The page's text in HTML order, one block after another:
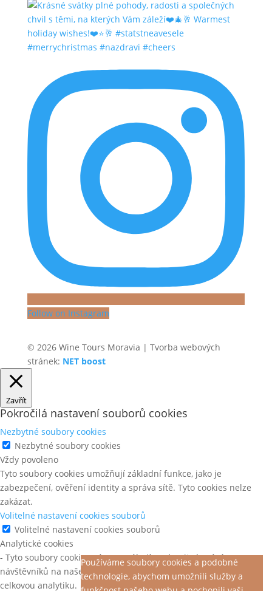
Follow on Instagram
© 2026 Wine Tours Moravia | Tvorba webových
stránek: NET boost
Používáme soubory cookies a podobné
technologie, abychom umožnili služby a
Zavřít
Pokročilá nastavení souborů cookies
Nezbytné soubory cookies
Nezbytné soubory cookies
Vždy povoleno
Tyto soubory cookies umožňují základní funkce, jako je
zabezpečení, ověření identity a správa sítě. Tyto cookies nelze
zakázat.
Volitelné nastavení cookies souborů
Volitelné nastavení cookies souborů
Analytické cookies
- Tyto soubory cookies nám pomáhají pochopit chování
návštěvníků na našem webu, objevit chyby a poskytnout lepší
celkovou analytiku.